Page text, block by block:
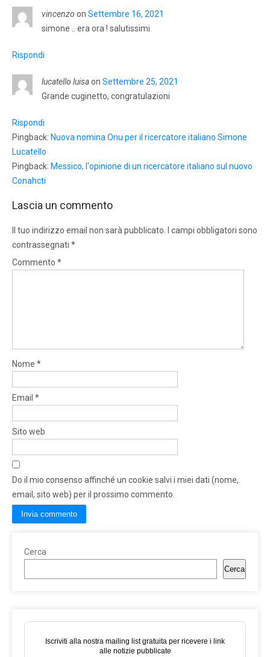
vincenzo on Settembre 16, 2021
simone .. era ora ! salutissimi
Rispondi
lucatello luisaon Settembre 25, 2021
Grande cuginetto, congratulazioni
Rispondi
Pingback: Nuova nomina Onu per il ricercatore italiano Simone
Lucatello
Pingback: Messico, l'opinione di un ricercatore italiano sul nuovo
Conahcti
Lascia un commento
Il tuo indirizzo email non sarà pubblicato.
I campi obbligatori sono
contrassegnati *
Commento *
Nome *
Email *
Sito web
Do il mio consenso affinché un cookie salvi i miei dati (nome,
email, sito web) per il prossimo commento.
Cerca
Cerca
Iscriviti alla nostra mailing list gratuita per ricevere i link
alle notizie pubblicate